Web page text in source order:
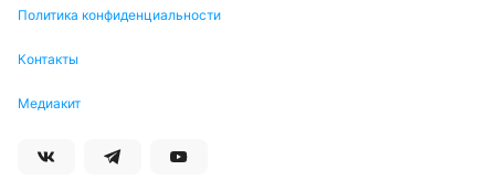
Политика конфиденциальности
Контакты
Медиакит